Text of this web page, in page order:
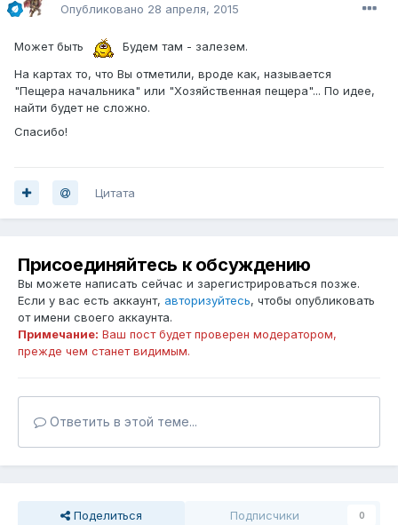
Опубликовано 28 апреля, 2015
Может быть
Будем там - залезем.
На картах то, что Вы отметили, вроде как, называется
"Пещера начальника" или "Хозяйственная пещера"... По идее,
найти будет не сложно.
Спасибо!
Цитата
Присоединяйтесь к обсуждению
Вы можете написать сейчас и зарегистрироваться позже.
Если у вас есть аккаунт, авторизуйтесь, чтобы опубликовать
от имени своего аккаунта.
Примечание: Ваш пост будет проверен модератором,
прежде чем станет видимым.
Ответить в этой теме...
Поделиться Подписчики 0